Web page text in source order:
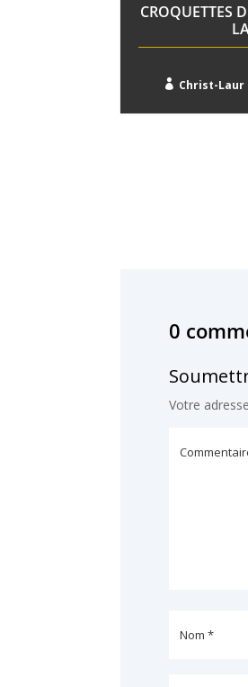
CROQUETTES
 Christ-Laur
0
Votre